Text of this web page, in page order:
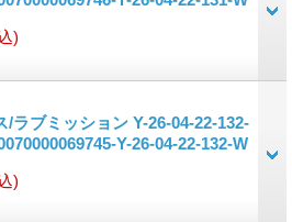
)
/ラブミッション Y-26-04-22-132-
Y-26-04-22-132-W
)